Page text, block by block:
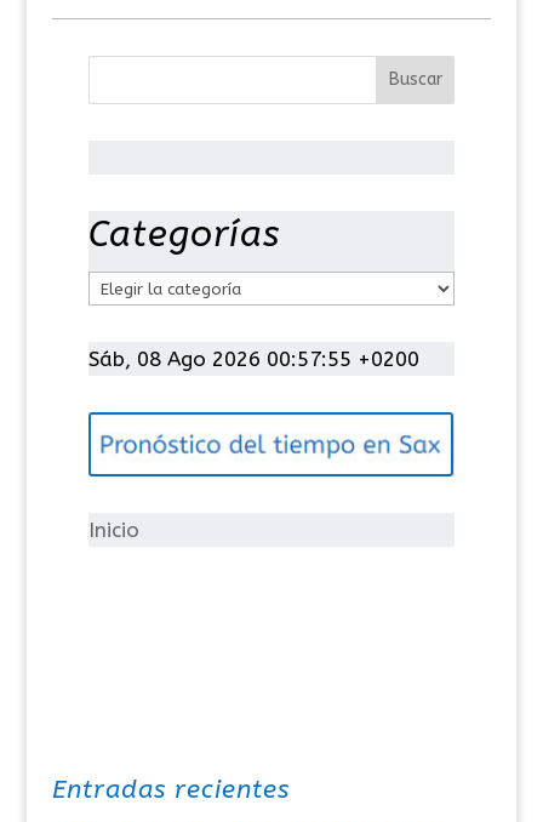
Categorías
t
g
í
Sáb, 08 Ago 2026 00:57:55 +0200
Inicio
Entradas recientes